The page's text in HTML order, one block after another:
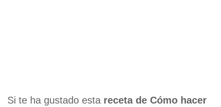
Si te ha gustado esta receta de Cómo hacer